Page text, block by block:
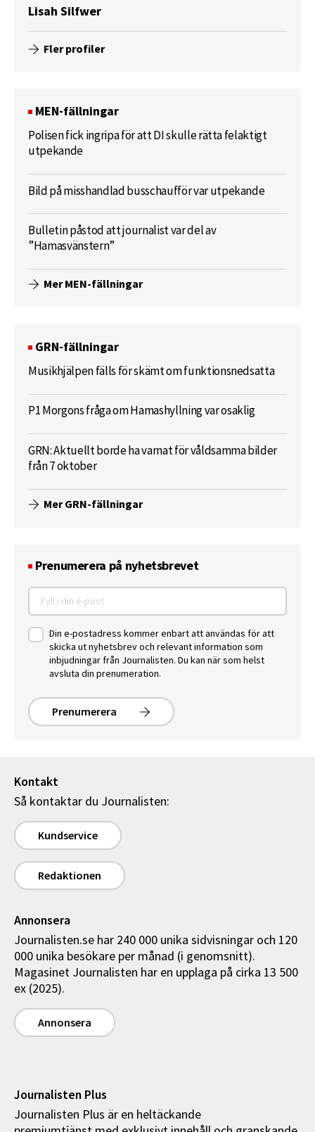
Lisah Silfwer
Fler profiler
MEN-fällningar
Polisen fick ingripa för att DI skulle rätta felaktigt
utpekande
Bild på misshandlad busschaufför var utpekande
Bulletin påstod att journalist var del av
”Hamasvänstern”
Mer MEN-fällningar
GRN-fällningar
Musikhjälpen fälls för skämt om funktionsnedsatta
P1 Morgons fråga om Hamashyllning var osaklig
GRN: Aktuellt borde ha varnat för våldsamma bilder
från 7 oktober
Mer GRN-fällningar
Prenumerera på nyhetsbrevet
Din e-postadress kommer enbart att användas för att
skicka ut nyhetsbrev och relevant information som
inbjudningar från Journalisten. Du kan när som helst
avsluta din prenumeration.
Prenumerera
Kontakt
Så kontaktar du Journalisten:
Kundservice
Redaktionen
Annonsera
Journalisten.se har 240 000 unika sidvisningar och 120
000 unika besökare per månad (i genomsnitt).
Magasinet Journalisten har en upplaga på cirka 13 500
ex (2025).
Annonsera
Journalisten Plus
Journalisten Plus är en heltäckande